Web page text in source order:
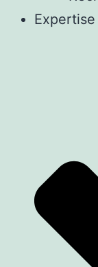
Expertise